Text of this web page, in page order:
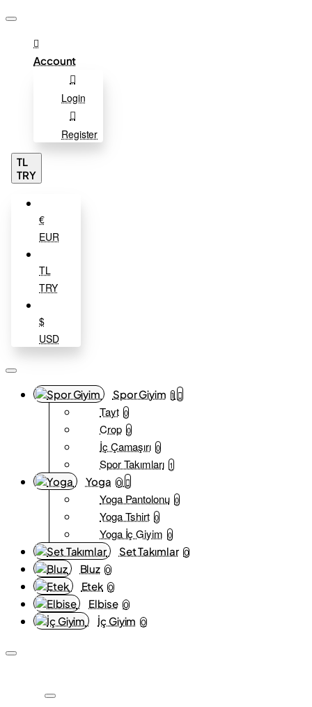
Account
Login
Register
TL
TRY
€
EUR
TL
TRY
$
USD
Spor Giyim 1
Tayt 0
Crop 0
İç Çamaşırı 0
Spor Takımları 1
Yoga 0
Yoga Pantolonu 0
Yoga Tshirt 0
Yoga İç Giyim 0
Set Takımlar 0
Bluz 0
Etek 0
Elbise 0
İç Giyim 0